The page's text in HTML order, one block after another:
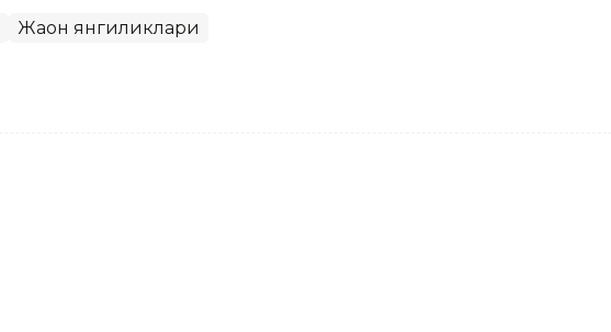
Жаҳон янгиликлари